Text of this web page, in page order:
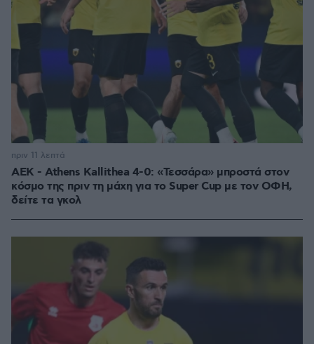
ΑΕΚ - Athens Kallithea 4-0: «Τεσσάρα» μπροστά στον
κόσμο της πριν τη μάχη για το Super Cup με τον ΟΦΗ,
δείτε τα γκολ
πριν 11 λεπτά